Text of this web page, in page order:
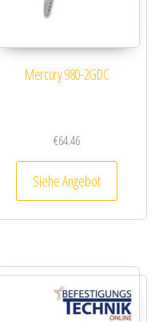
Mercury 980-2GDC
€64.46
Siehe Angebot